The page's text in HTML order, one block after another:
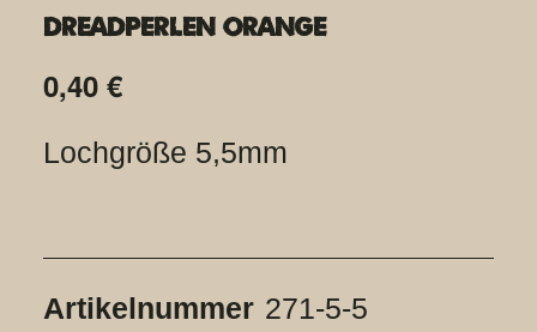
Dreadperlen Orange
0,40 €
Lochgröße 5,5mm
Artikelnummer 271-5-5